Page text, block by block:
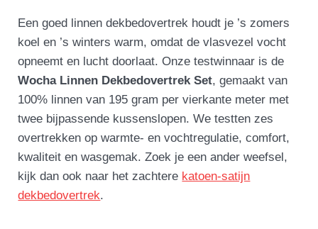
Een goed linnen dekbedovertrek houdt je ’s zomers
koel en ’s winters warm, omdat de vlasvezel vocht
opneemt en lucht doorlaat. Onze testwinnaar is de
Wocha Linnen Dekbedovertrek Set, gemaakt van
100% linnen van 195 gram per vierkante meter met
twee bijpassende kussenslopen. We testten zes
overtrekken op warmte- en vochtregulatie, comfort,
kwaliteit en wasgemak. Zoek je een ander weefsel,
kijk dan ook naar het zachtere katoen-satijn
dekbedovertrek.